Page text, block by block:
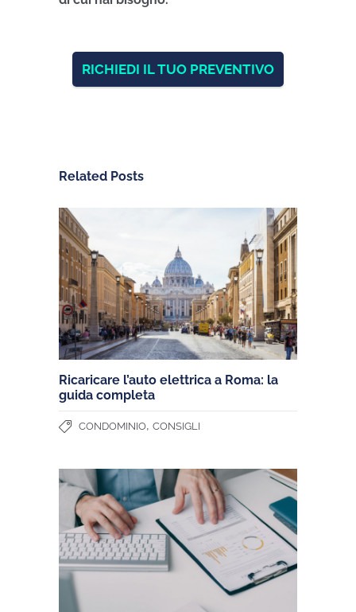
RICHIEDI IL TUO PREVENTIVO
Related Posts
Ricaricare l’auto elettrica a Roma: la
guida completa
CONDOMINIO, CONSIGLI